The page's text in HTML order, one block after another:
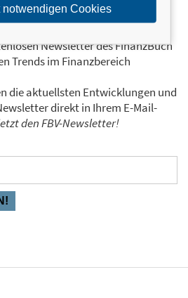
VERLAG
Newsletter des FinanzBuch
Trends im Finanzbereich
die aktuellsten Entwicklungen und
direkt in Ihrem E-Mail-
den FBV-Newsletter!
notwendigen Cookies